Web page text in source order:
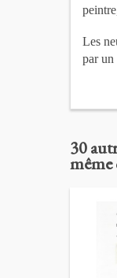
Les
par un
30
même